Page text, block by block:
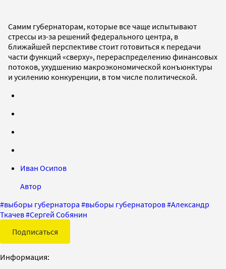
Самим губернаторам, которые все чаще испытывают
стрессы из-за решений федерального центра, в
ближайшей перспективе стоит готовиться к передачи
части функций «сверху», перераспределению финансовых
потоков, ухудшению макроэкономической конъюнктуры
и усилению конкуренции, в том числе политической.
Иван Осипов
Автор
#выборы губернатора #выборы губернаторов#Александр
Ткачев#Сергей Собянин
Подписаться
Информация: